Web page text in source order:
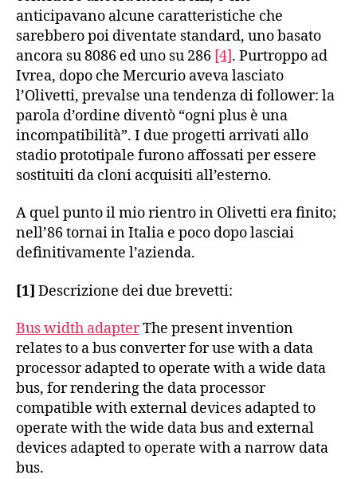
anticipavano alcune caratteristiche che
sarebbero poi diventate standard, uno basato
ancora su 8086 ed uno su 286 [4]. Purtroppo ad
Ivrea, dopo che Mercurio aveva lasciato
l’Olivetti, prevalse una tendenza di follower: la
parola d’ordine diventò “ogni plus è una
incompatibilità”. I due progetti arrivati allo
stadio prototipale furono affossati per essere
sostituiti da cloni acquisiti all’esterno.
A quel punto il mio rientro in Olivetti era finito;
nell’86 tornai in Italia e poco dopo lasciai
definitivamente l’azienda.
[1] Descrizione dei due brevetti:
Bus width adapterThe present invention
relates to a bus converter for use with a data
processor adapted to operate with a wide data
bus, for rendering the data processor
compatible with external devices adapted to
operate with the wide data bus and external
devices adapted to operate with a narrow data
bus.